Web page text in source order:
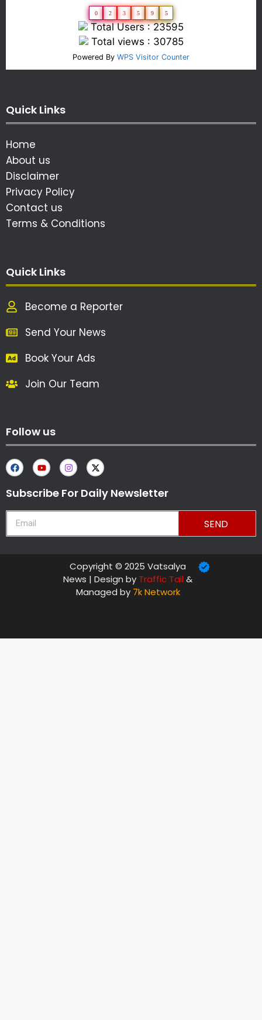
0 2 3 5 9 5
Total Users : 23595
Total views : 30785
Powered By WPS Visitor Counter
Quick Links
Home
About us
Disclaimer
Privacy Policy
Contact us
Terms & Conditions
Quick Links
Become a Reporter
Send Your News
Book Your Ads
Join Our Team
Follow us
Subscribe For Daily Newsletter
SEND
Copyright © 2025 Vatsalya
News | Design by Traffic Tail&
Managed by 7k Network